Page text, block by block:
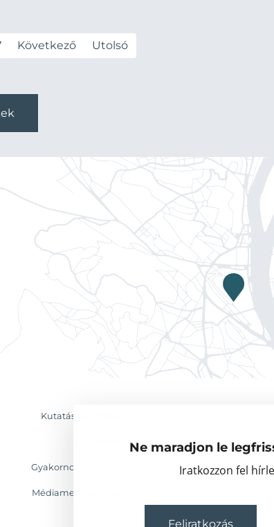
Ne maradjon le
Iratkozzon fel
Feliratkozás
Következő Utolsó
Kutatás & Elemzés
Gyakornoki program
Médiamegjelenések